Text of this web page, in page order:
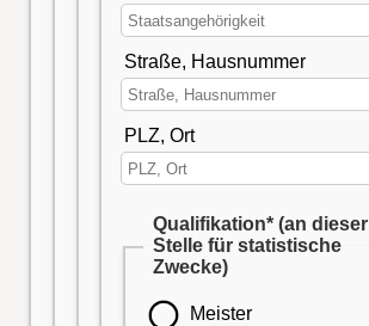
Straße, Hausnummer
PLZ, Ort
Qualifikation* (an dieser
Stelle für statistische
Zwecke)
Meister